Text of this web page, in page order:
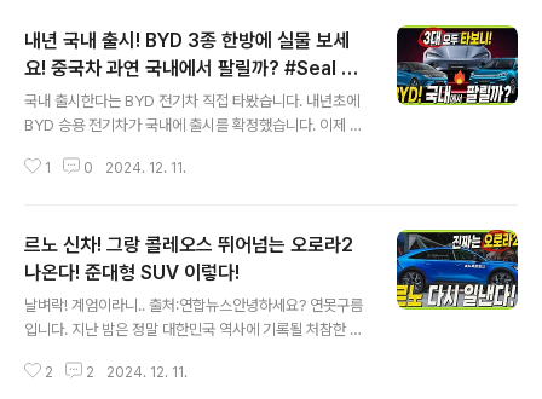
내년 국내 출시! BYD 3종 한방에 실물 보세
요! 중국차 과연 국내에서 팔릴까? #Seal #a
tto3 #dolphin
국내 출시한다는 BYD 전기차 직접 타봤습니다. 내년초에
BYD 승용 전기차가 국내에 출시를 확정했습니다. 이제 곧
시선은 아직까지 중국차라고 하면.. 부정적인 시선으로 보
어떤 상품성을 갖추고 있는지 눈으로 직접 확인해 보세요!
&nbsp;&nbsp;"> 신차정보는 유튜브 연못구름 채
널을 통해서 가장 빠르게 정보를 얻을 수 있습니다. 구독 잊
지마세요^^;https://www.youtube.com/@newsca
r 신차정보 연못구름단순한 "감"이 아닌 정확한 수치자료
를 통해서 비교 분석 자료를 제시하는 연못구름입니다! 신
1 0 2024. 12. 11.
르노 신차! 그랑 콜레오스 뛰어넘는 오로라2
나온다! 준대형 SUV 이렇다!
날벼락! 계엄이라니.. 출처:연합뉴스안녕하세요? 연못구름
입니다. 지난 밤은 정말 대한민국 역사에 기록될 처참한 날
이런 경험을 다 해보게 되는군요! 대한민국이 10년쯤 후퇴
2 2 2024. 12. 11.